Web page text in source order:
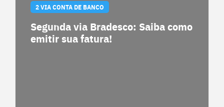
2 VIA CONTA DE BANCO
Segunda via Bradesco: Saiba como
emitir sua fatura!